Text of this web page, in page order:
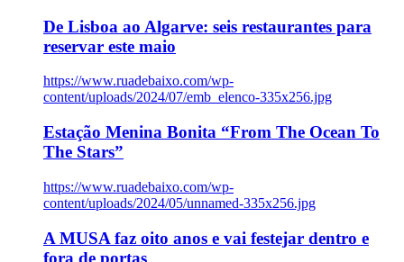
De Lisboa ao Algarve: seis restaurantes para
reservar este maio
https://www.ruadebaixo.com/wp-
content/uploads/2024/07/emb_elenco-335x256.jpg
Estação Menina Bonita “From The Ocean To
The Stars”
https://www.ruadebaixo.com/wp-
content/uploads/2024/05/unnamed-335x256.jpg
A MUSA faz oito anos e vai festejar dentro e
fora de portas